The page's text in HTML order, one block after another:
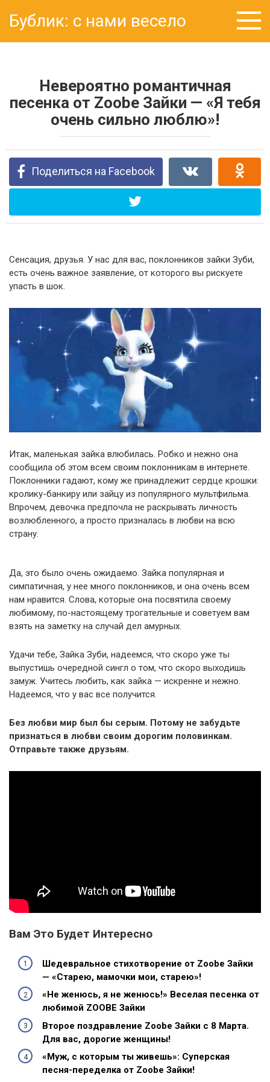
контенту
Бублик: с нами весело
Невероятно романтичная
песенка от Zoobe Зайки — «Я тебя
очень сильно люблю»!
Поделиться на Facebook
Сенсация, друзья. У нас для вас, поклонников зайки Зуби,
есть очень важное заявление, от которого вы рискуете
упасть в шок.
Итак, маленькая зайка влюбилась. Робко и нежно она
сообщила об этом всем своим поклонникам в интернете.
Поклонники гадают, кому же принадлежит сердце крошки:
кролику-банкиру или зайцу из популярного мультфильма.
Впрочем, девочка предпочла не раскрывать личность
возлюбленного, а просто призналась в любви на всю
страну.
Да, это было очень ожидаемо. Зайка популярная и
симпатичная, у нее много поклонников, и она очень всем
нам нравится. Слова, которые она посвятила своему
любимому, по-настоящему трогательные и советуем вам
взять на заметку на случай дел амурных.
Удачи тебе, Зайка Зуби, надеемся, что скоро уже ты
выпустишь очередной сингл о том, что скоро выходишь
замуж. Учитесь любить, как зайка — искренне и нежно.
Надеемся, что у вас все получится.
Без любви мир был бы серым. Потому не забудьте
признаться в любви своим дорогим половинкам.
Отправьте также друзьям.
Вам Это Будет Интересно
Шедевральное стихотворение от Zoobe Зайки
— «Старею, мамочки мои, старею»!
«Не женюсь, я не женюсь!» Веселая песенка от
любимой ZOOBE Зайки
Второе поздравление Zoobe Зайки с 8 Марта.
Для вас, дорогие женщины!
«Муж, с которым ты живешь»: Суперская
песня-переделка от Zoobe Зайки!